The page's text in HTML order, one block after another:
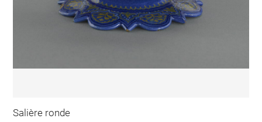
Salière ronde